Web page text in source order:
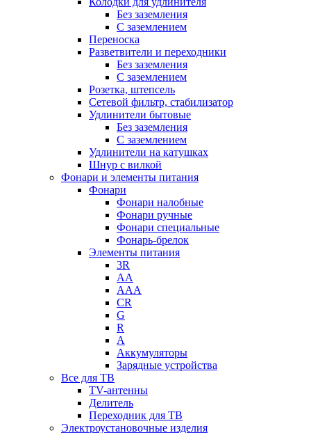
Без заземления
С заземлением
Переноска
Разветвители и переходники
Без заземления
С заземлением
Розетка, штепсель
Сетевой фильтр, стабилизатор
Удлинители бытовые
Без заземления
С заземлением
Удлинители на катушках
Шнур с вилкой
Фонари и элементы питания
Фонари
Фонари налобные
Фонари ручные
Фонари специальные
Фонарь-брелок
Элементы питания
3R
AA
AAA
CR
G
R
А
Аккумуляторы
Зарядные устройства
Все для ТВ
TV-антенны
Делитель
Переходник для ТВ
Электроустановочные изделия